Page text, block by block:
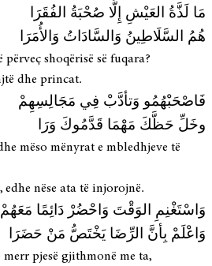
مَا لَذَّةُ العَيْشِ إِلَّا صُحْبَةُ الفُقَرَا
هُمُ السَّلَاطِينُ وَالسَّادَاتُ وَالأُمَرَا
shoqërisë së fuqara?
dhe princat.
فَاصْحَبْهُمُو وَتأدَّبْ فِي مَجَالِسِهِمْ
وخَلِّ حَظَّكَ مَهْمَا قَدَّمُوكَ وَرَا
mëso mënyrat e mbledhjeve të
nëse ata të injorojnë.
وَاسْتَغْنِمِ الوَقْتَ وَاحْضُرْ دَائِمًا مَعَهُمْ
وَاعْلَمْ بِأنَّ الرِّضَا يَخْتَصُّ مَنْ حَضَرَا
pjesë gjithmonë me ta,